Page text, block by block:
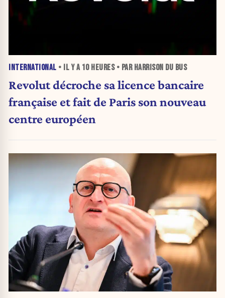
INTERNATIONAL • IL Y A 10 HEURES• PAR HARRISON DU BUS
Revolut décroche sa licence bancaire
française et fait de Paris son nouveau
centre européen